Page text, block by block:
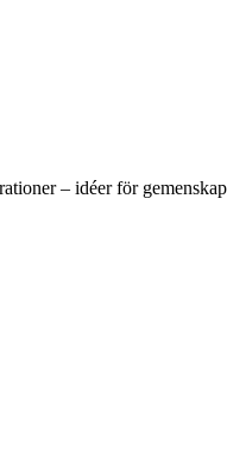
– idéer för